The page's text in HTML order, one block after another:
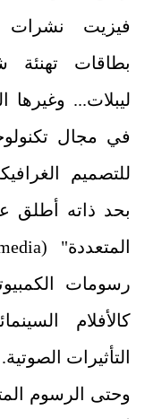
فيزيت نشرات
بطاقات تهنئة
ليبلات... وغيرها
في مجال
للتصميم
بحد ذاته أطلق
المتعددة" (
رسومات
كالأفلام
التأثيرات الصوتية.
وحتى الرسوم